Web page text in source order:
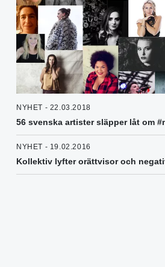
NYHET - 22.03.2018
56 svenska artister släpper låt om
NYHET - 19.02.2016
Kollektiv lyfter orättvisor och